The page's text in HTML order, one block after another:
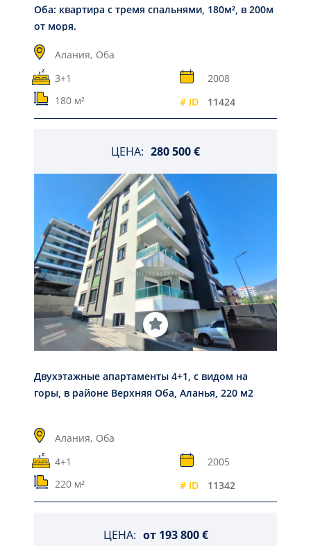
Оба: квартира с тремя спальнями, 180м², в 200м
от моря.
Алания, Оба
3+1
2008
180 м²
# ID 11424
ЦЕНА: 280 500 €
Двухэтажные апартаменты 4+1, с видом на
горы, в районе Верхняя Оба, Аланья, 220 м2
Алания, Оба
4+1
2005
220 м²
# ID 11342
ЦЕНА: от 193 800 €